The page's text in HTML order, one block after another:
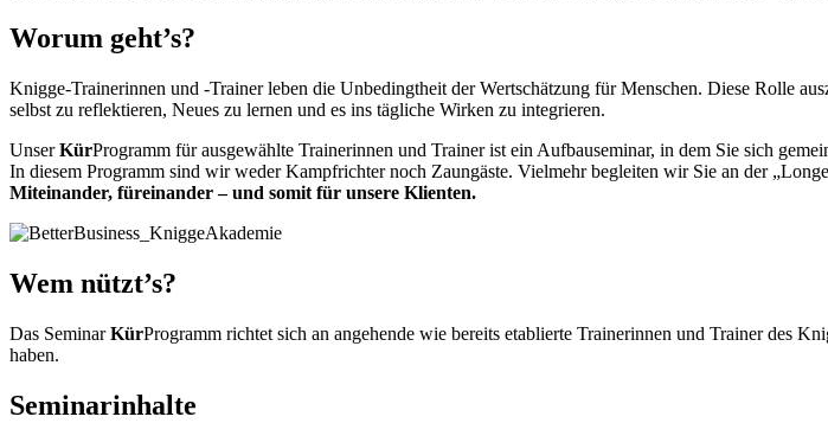
Worum geht’s?
Knigge-Trainerinnen und -Trainer leben die Unbedingtheit der Wertschätzung für Menschen. Diese Rolle
selbst zu reflektieren, Neues zu lernen und es ins tägliche Wirken zu integrieren.
UnserKürProgramm für ausgewählte Trainerinnen und Trainer ist ein Aufbauseminar, in dem Sie sich
In diesem Programm sind wir weder Kampfrichter noch Zaungäste. Vielmehr begleiten wir Sie an der
Miteinander, füreinander – und somit für unsere Klienten.
Wem nützt’s?
Das SeminarKürProgramm richtet sich an angehende wie bereits etablierte Trainerinnen und Trainer des
haben.
Seminarinhalte